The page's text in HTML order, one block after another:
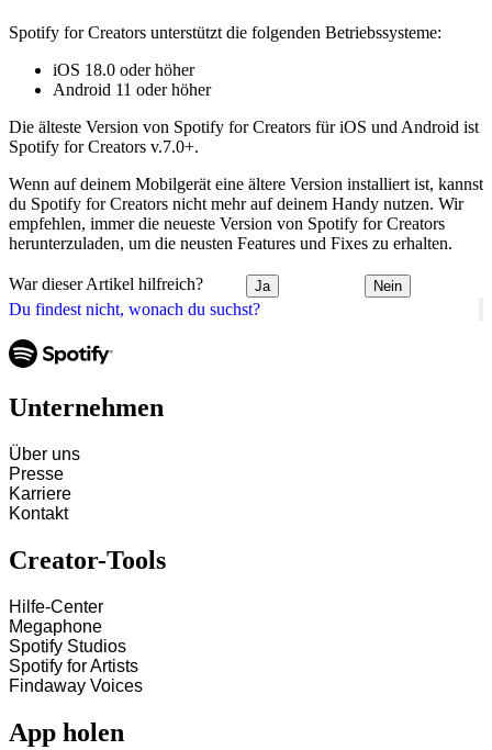
Du findest nicht, wonach du suchst?
Spotify for Creators unterstützt die folgenden Betriebssysteme:
iOS 18.0 oder höher
Android 11 oder höher
Die älteste Version von Spotify for Creators für iOS und Android ist
Spotify for Creators v.7.0+.
Wenn auf deinem Mobilgerät eine ältere Version installiert ist, kannst
du Spotify for Creators nicht mehr auf deinem Handy nutzen. Wir
empfehlen, immer die neueste Version von Spotify for Creators
herunterzuladen, um die neusten Features und Fixes zu erhalten.
War dieser Artikel hilfreich? Ja Nein
Unternehmen
Über uns
Presse
Karriere
Kontakt
Creator-Tools
Hilfe-Center
Megaphone
Spotify Studios
Spotify for Artists
Findaway Voices
App holen